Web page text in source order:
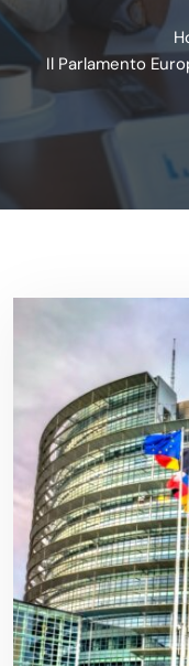
Il Parlamento